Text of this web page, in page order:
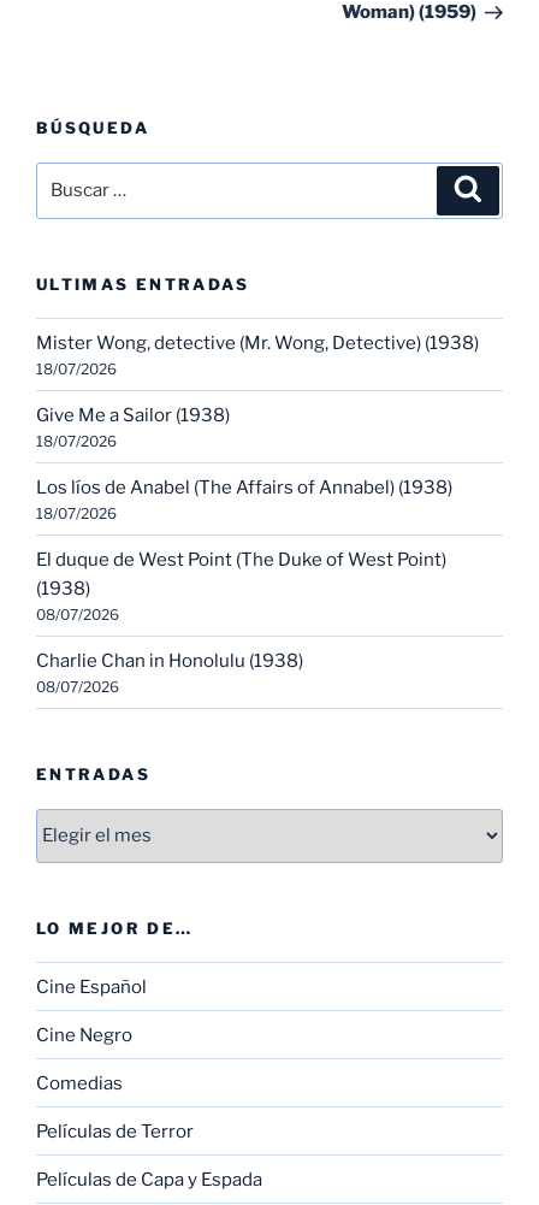
Woman) (1959)
BÚSQUEDA
por:
ULTIMAS ENTRADAS
Mister Wong, detective (Mr. Wong, Detective) (1938)
18/07/2026
Give Me a Sailor (1938)
18/07/2026
Los líos de Anabel (The Affairs of Annabel) (1938)
18/07/2026
El duque de West Point (The Duke of West Point)
(1938)
08/07/2026
Charlie Chan in Honolulu (1938)
08/07/2026
ENTRADAS
Entradas
LO MEJOR DE…
Cine Español
Cine Negro
Comedias
Películas de Terror
Películas de Capa y Espada